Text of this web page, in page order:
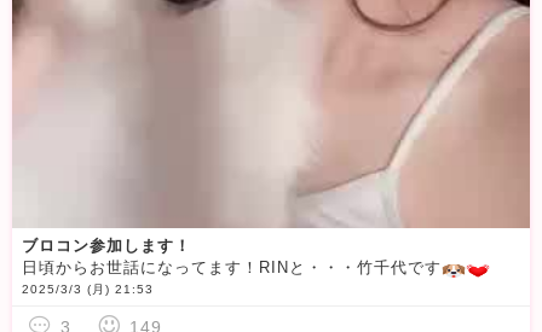
ブロコン参加します！
日頃からお世話になってます！RINと・・・竹千代です
2025/3/3 (月) 21:53
3 149